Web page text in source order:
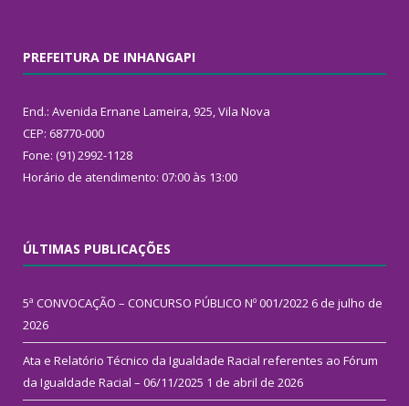
PREFEITURA DE INHANGAPI
End.: Avenida Ernane Lameira, 925, Vila Nova
CEP: 68770-000
Fone: (91) 2992-1128
Horário de atendimento: 07:00 às 13:00
ÚLTIMAS PUBLICAÇÕES
5ª CONVOCAÇÃO – CONCURSO PÚBLICO Nº 001/2022 6 de julho de
2026
Ata e Relatório Técnico da Igualdade Racial referentes ao Fórum
da Igualdade Racial – 06/11/2025 1 de abril de 2026